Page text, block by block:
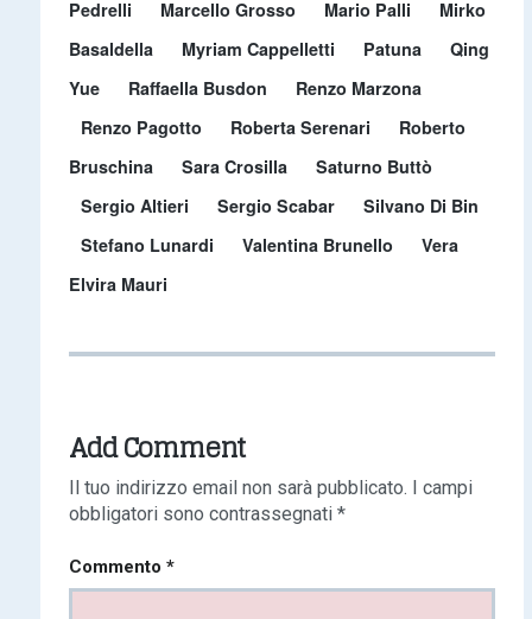
Pedrelli Marcello Grosso Mario Palli
Mirko
Basaldella
Myriam Cappelletti Patuna
Qing
Yue
Raffaella Busdon
Renzo Marzona
Renzo Pagotto
Roberta Serenari
Roberto
Bruschina
Sara Crosilla
Saturno Buttò
Sergio Altieri
Sergio Scabar
Silvano Di Bin
Stefano Lunardi
Valentina Brunello
Vera
Elvira Mauri
Add Comment
Il tuo indirizzo email non sarà pubblicato. I campi
obbligatori sono contrassegnati *
Commento *